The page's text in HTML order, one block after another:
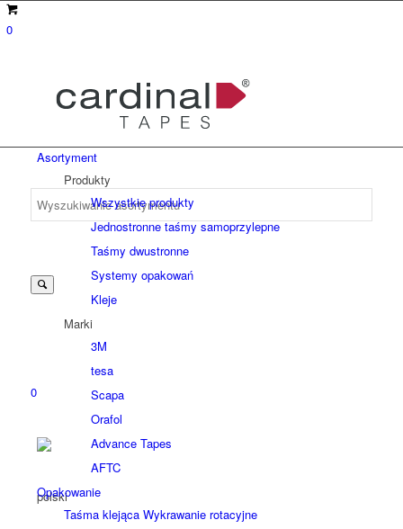
0
0
Asortyment
Produkty
Wszystkie produkty
Jednostronne taśmy samoprzylepne
Taśmy dwustronne
Systemy opakowań
Kleje
Marki
3M
tesa
Scapa
Orafol
Advance Tapes
AFTC
Opakowanie
Taśma klejąca Wykrawanie rotacyjne